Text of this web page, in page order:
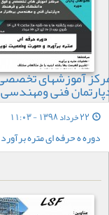
آموزشهای
فنی
دوره ه حرفه ای متره